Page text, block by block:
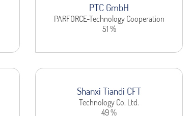
PTC GmbH
PARFORCE-Technology Cooperation
51 %
Shanxi Tiandi CFT
Technology Co. Ltd.
49 %